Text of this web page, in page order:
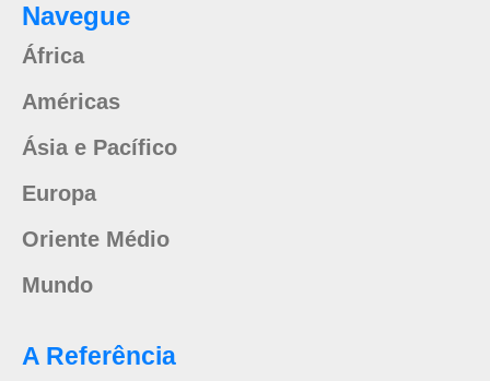
Navegue
África
Américas
Ásia e Pacífico
Europa
Oriente Médio
Mundo
A Referência